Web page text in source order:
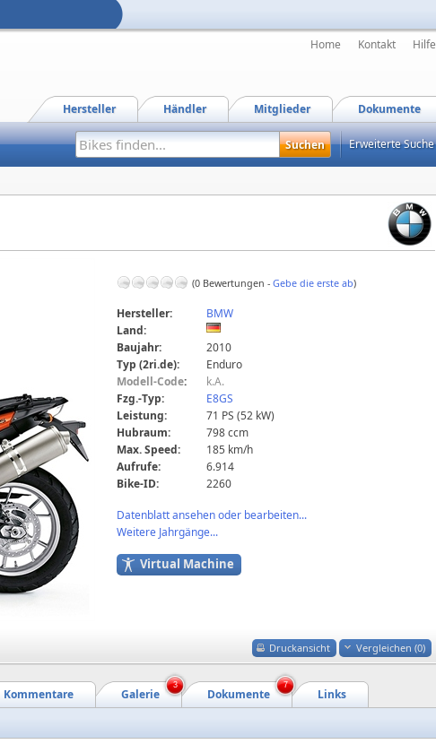
Home Kontakt Hilfe
Dokumente
Mitglieder
Händler
Hersteller
Erweiterte Suche
(0 Bewertungen - Gebe die erste ab)
Hersteller:
BMW
Land:
Baujahr:
2010
Typ (2ri.de):
Enduro
Modell-Code:
k.A.
Fzg.-Typ:
E8GS
Leistung:
71 PS (52 kW)
Hubraum:
798 ccm
Max. Speed:
185 km/h
Aufrufe:
6.914
Bike-ID:
2260
Datenblatt ansehen oder bearbeiten...
Weitere Jahrgänge...
Virtual Machine
Druckansicht Vergleichen (0)
Links
Dokumente
Galerie
Kommentare
3 7